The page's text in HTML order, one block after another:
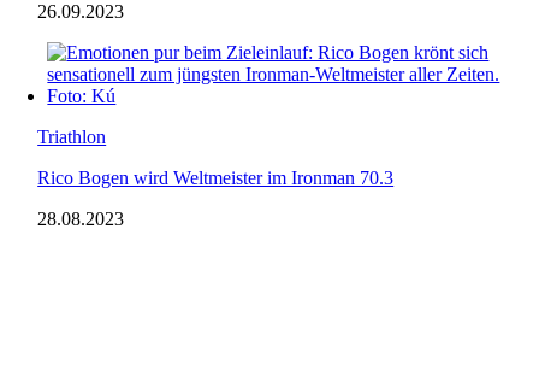
26.09.2023
Triathlon
Rico Bogen wird Weltmeister im Ironman 70.3
28.08.2023